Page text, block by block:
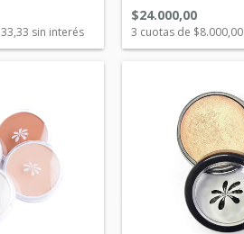
sin interés
$24.000,00
3 cuotas de $8.000,00